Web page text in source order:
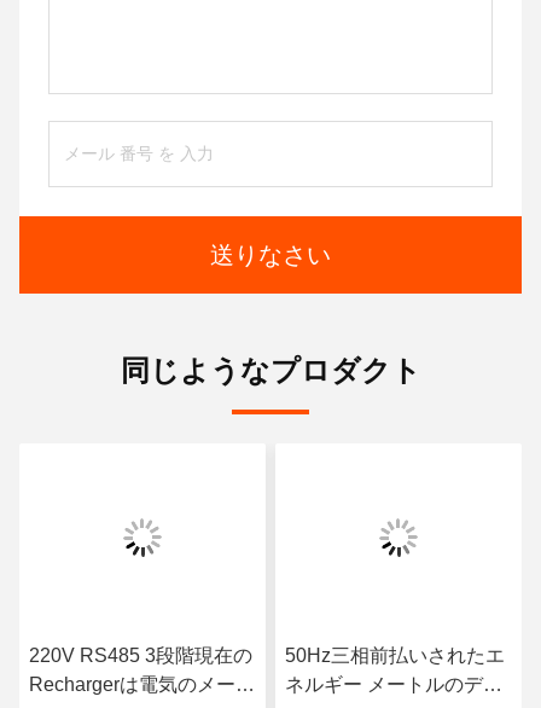
送りなさい
同じようなプロダクト
220V RS485 3段階現在の
Rechargerは電気のメート
50Hz三相前払いされたエ
ネルギー メートルのデジ